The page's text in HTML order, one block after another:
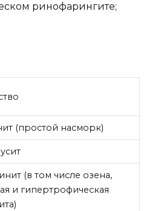
ринофарингите;
(простой насморк)
(в том числе озена,
и гипертрофическая